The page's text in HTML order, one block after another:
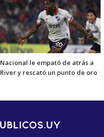
Nacional le empató de atrás a
River y rescató un punto de oro